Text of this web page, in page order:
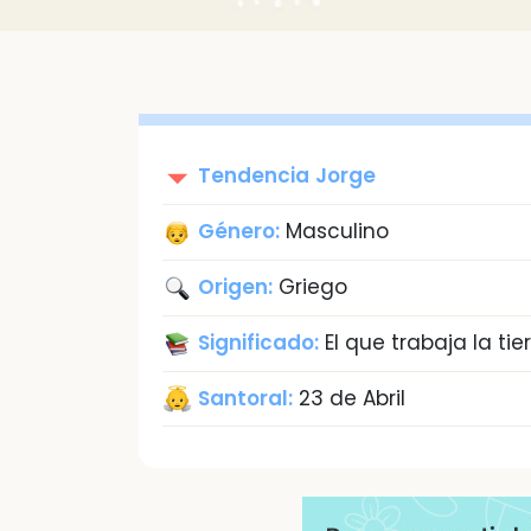
Tendencia Jorge
Género: Masculino
Origen: Griego
Significado: El que trabaja la
Santoral: 23 de Abril